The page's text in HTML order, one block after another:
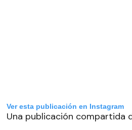
Ver esta publicación en Instagram
Una publicación compartida